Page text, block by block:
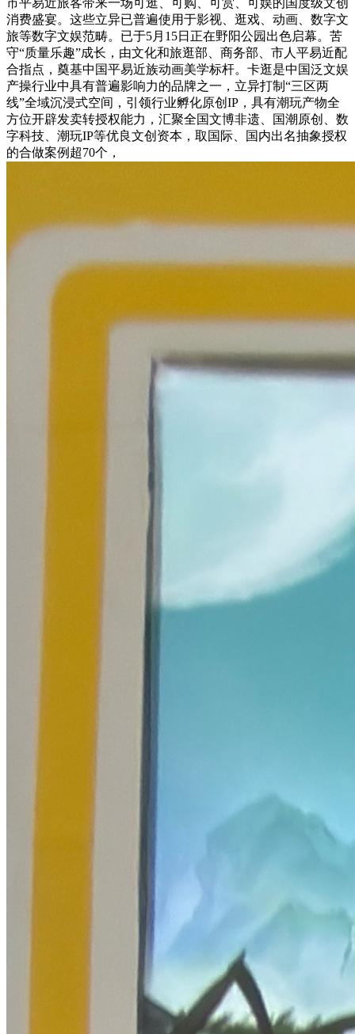
消费盛宴。这些立异已普遍使用于影视、逛戏、动画、数字文
旅等数字文娱范畴。已于5月15日正在野阳公园出色启幕。苦
守“质量乐趣”成长，由文化和旅逛部、商务部、市人平易近配
合指点，奠基中国平易近族动画美学标杆。卡逛是中国泛文娱
产操行业中具有普遍影响力的品牌之一，立异打制“三区两
线”全域沉浸式空间，引领行业孵化原创IP，具有潮玩产物全
方位开辟发卖转授权能力，汇聚全国文博非遗、国潮原创、数
字科技、潮玩IP等优良文创资本，取国际、国内出名抽象授权
的合做案例超70个，